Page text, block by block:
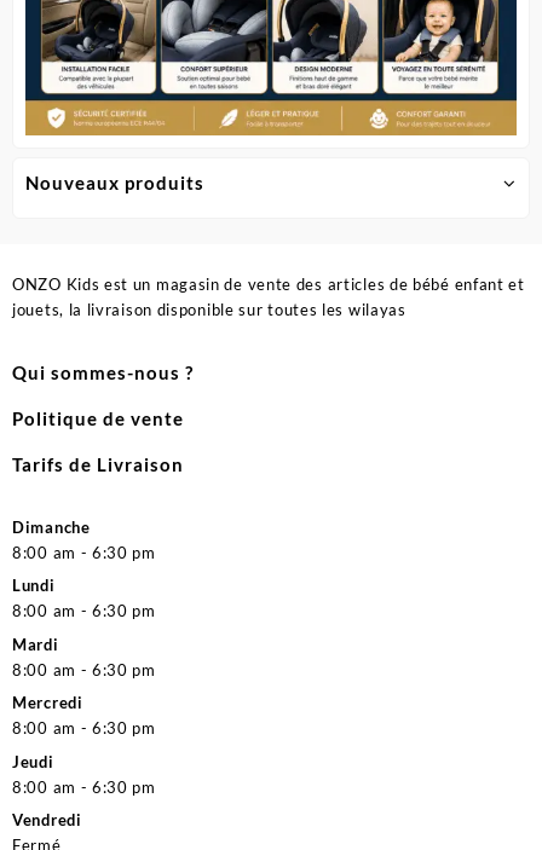
Nouveaux produits
ONZO Kids est un magasin de vente des articles de bébé enfant et
jouets, la livraison disponible sur toutes les wilayas
Qui sommes-nous ?
Politique de vente
Tarifs de Livraison
Dimanche
8:00 am - 6:30 pm
Lundi
8:00 am - 6:30 pm
Mardi
8:00 am - 6:30 pm
Mercredi
8:00 am - 6:30 pm
Jeudi
8:00 am - 6:30 pm
Vendredi
Fermé